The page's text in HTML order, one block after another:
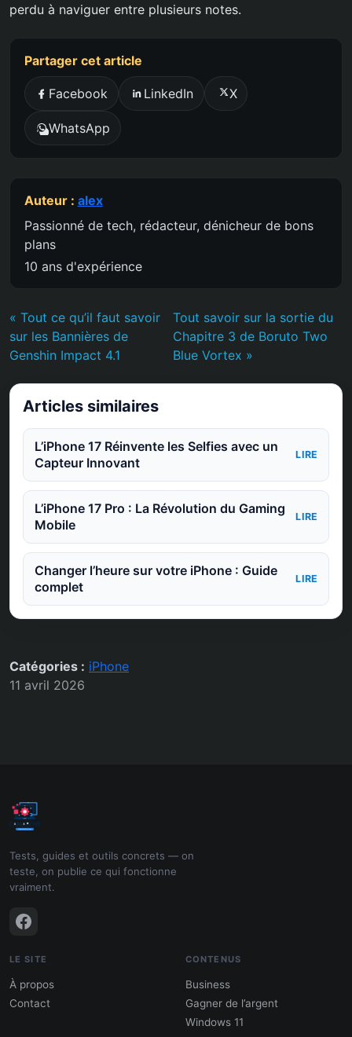
perdu à naviguer entre plusieurs notes.
Partager cet article
Facebook LinkedIn X
WhatsApp
Auteur : alex
Passionné de tech, rédacteur, dénicheur de bons
plans
10 ans d'expérience
« Tout ce qu’il faut savoir
sur les Bannières de
Genshin Impact 4.1
Tout savoir sur la sortie du
Chapitre 3 de Boruto Two
Blue Vortex »
Articles similaires
L’iPhone 17 Réinvente les Selfies avec un
Capteur Innovant
LIRE
L’iPhone 17 Pro : La Révolution du Gaming
Mobile
LIRE
Changer l’heure sur votre iPhone : Guide
complet
LIRE
Catégories : iPhone
11 avril 2026
Tests, guides et outils concrets — on
teste, on publie ce qui fonctionne
vraiment.
LE SITE
À propos
Contact
CONTENUS
Business
Gagner de l’argent
Windows 11